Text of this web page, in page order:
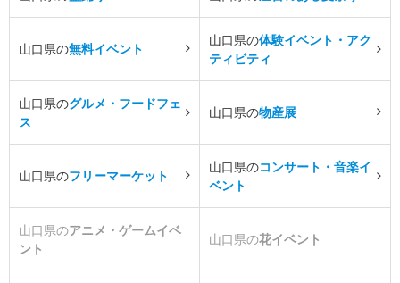
山口県の無料イベント
山口県の体験イベント・アク
ティビティ
山口県のグルメ・フードフェ
ス
山口県の物産展
山口県のフリーマーケット
山口県のコンサート・音楽イ
ベント
山口県のアニメ・ゲームイベ
ント
山口県の花イベント